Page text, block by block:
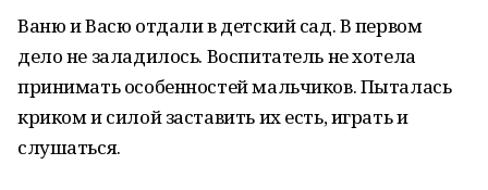
Ваню и Васю отдали в детский сад. В первом
дело не заладилось. Воспитатель не хотела
принимать особенностей мальчиков. Пыталась
криком и силой заставить их есть, играть и
слушаться.